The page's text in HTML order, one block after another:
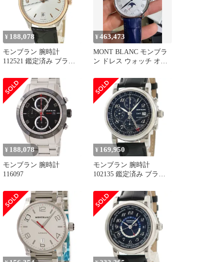
¥ 188,078
モンブラン 腕時計
112521 鑑定済み ブラン
¥463,473
MONT BLANC モンブラ
ン ドレス ウォッチ オー
INDEX(インデックス) ム
ーンフェイズ
¥ 188,078
モンブラン 腕時計
116097
¥ 169,950
モンブラン 腕時計
102135 鑑定済み ブラン